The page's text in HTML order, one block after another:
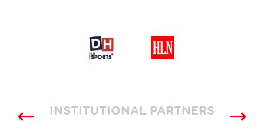
SUPPLIERS
INSTITUTIONAL PARTNERS